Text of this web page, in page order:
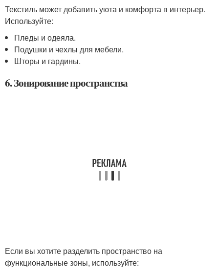
Текстиль может добавить уюта и комфорта в интерьер.
Используйте:
Пледы и одеяла.
Подушки и чехлы для мебели.
Шторы и гардины.
6. Зонирование пространства
Если вы хотите разделить пространство на
функциональные зоны, используйте: